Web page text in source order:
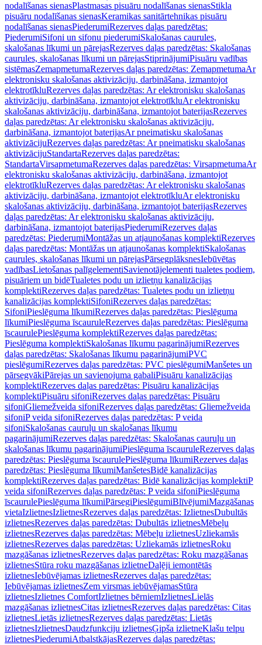
nodalīšanas sienasPlastmasas pisuāru nodalīšanas sienasStikla
pisuāru nodalīšanas sienasKeramikas sanitārtehnikas pisuāru
nodalīšanas sienasPiederumiRezerves daļas paredzētas:
PiederumiSifoni un sifonu piederumiSkalošanas caurules,
skalošanas līkumi un pārejasRezerves daļas paredzētas: Skalošanas
caurules, skalošanas līkumi un pārejasStiprinājumiPisuāru vadības
sistēmasZemapmetumaRezerves daļas paredzētas: ZemapmetumaAr
elektronisku skalošanas aktivizāciju, darbināšana, izmantojot
elektrotīkluRezerves daļas paredzētas: Ar elektronisku skalošanas
aktivizāciju, darbināšana, izmantojot elektrotīkluAr elektronisku
skalošanas aktivizāciju, darbināšana, izmantojot baterijasRezerves
daļas paredzētas: Ar elektronisku skalošanas aktivizāciju,
darbināšana, izmantojot baterijasAr pneimatisku skalošanas
aktivizācijuRezerves daļas paredzētas: Ar pneimatisku skalošanas
aktivizācijuStandartaRezerves daļas paredzētas:
StandartaVirsapmetumaRezerves daļas paredzētas: VirsapmetumaAr
elektronisku skalošanas aktivizāciju, darbināšana, izmantojot
elektrotīkluRezerves daļas paredzētas: Ar elektronisku skalošanas
aktivizāciju, darbināšana, izmantojot elektrotīkluAr elektronisku
skalošanas aktivizāciju, darbināšana, izmantojot baterijasRezerves
daļas paredzētas: Ar elektronisku skalošanas aktivizāciju,
darbināšana, izmantojot baterijasPiederumiRezerves daļas
paredzētas: PiederumiMontāžas un atjaunošanas komplektiRezerves
daļas paredzētas: Montāžas un atjaunošanas komplektiSkalošanas
caurules, skalošanas līkumi un pārejasPārsegplāksnesIebūvētas
vadībasLietošanas palīgelementiSavienotājelementi tualetes podiem,
pisuāriem un bidēTualetes podu un izlietņu kanalizācijas
komplektiRezerves daļas paredzētas: Tualetes podu un izlietņu
kanalizācijas komplektiSifoniRezerves daļas paredzētas:
SifoniPieslēguma līkumiRezerves daļas paredzētas: Pieslēguma
līkumiPieslēguma īscauruleRezerves daļas paredzētas: Pieslēguma
īscaurulePieslēguma komplektiRezerves daļas paredzētas:
Pieslēguma komplektiSkalošanas līkumu pagarinājumiRezerves
daļas paredzētas: Skalošanas līkumu pagarinājumiPVC
pieslēgumiRezerves daļas paredzētas: PVC pieslēgumiManšetes un
pārsegvākiPārejas un savienojuma gabaliPisuāru kanalizācijas
komplektiRezerves daļas paredzētas: Pisuāru kanalizācijas
komplektiPisuāru sifoniRezerves daļas paredzētas: Pisuāru
sifoniGliemežveida sifoniRezerves daļas paredzētas: Gliemežveida
sifoniP veida sifoniRezerves daļas paredzētas: P veida
sifoniSkalošanas cauruļu un skalošanas līkumu
pagarinājumiRezerves daļas paredzētas: Skalošanas cauruļu un
skalošanas līkumu pagarinājumiPieslēguma īscauruleRezerves daļas
paredzētas: Pieslēguma īscaurulePieslēguma līkumiRezerves daļas
paredzētas: Pieslēguma līkumiManšetesBidē kanalizācijas
komplektiRezerves daļas paredzētas: Bidē kanalizācijas komplektiP
veida sifoniRezerves daļas paredzētas: P veida sifoniPieslēguma
īscaurulePieslēguma līkumiPārsegiPieslēgumiBlīvējumiMazgāšanas
vietaIzlietnesIzlietnesRezerves daļas paredzētas: IzlietnesDubultās
izlietnesRezerves daļas paredzētas: Dubultās izlietnesMēbeļu
izlietnesRezerves daļas paredzētas: Mēbeļu izlietnesUzliekamās
izlietnesRezerves daļas paredzētas: Uzliekamās izlietnesRoku
mazgāšanas izlietnesRezerves daļas paredzētas: Roku mazgāšanas
izlietnesStūra roku mazgāšanas izlietneDaļēji iemontētās
izlietnesIebūvējamas izlietnesRezerves daļas paredzētas:
Iebūvējamas izlietnesZem virsmas iebūvējamasStūra
izlietnesIzlietnes ComfortIzlietnes bērniemIzlietnesLielās
mazgāšanas izlietnesCitas izlietnesRezerves daļas paredzētas: Citas
izlietnesLietās izlietnesRezerves daļas paredzētas: Lietās
izlietnesIzlietnesDaudzfunkciju izlietnesĢipša izlietneKlašu telpu
izlietnesPiederumiAtbalstkājasRezerves daļas paredzētas: